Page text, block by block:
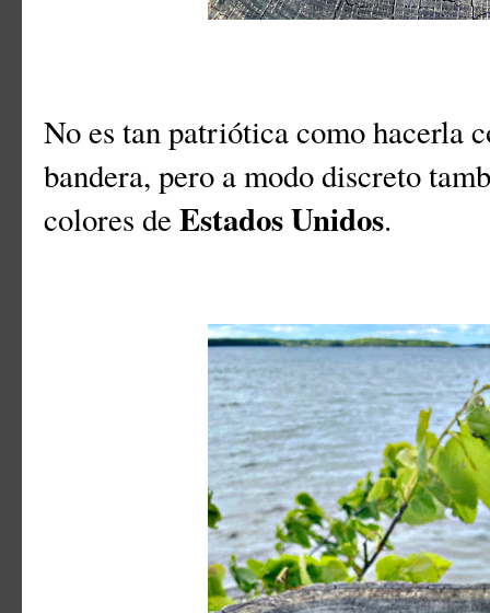
No es tan patriótica como hacerla
bandera, pero a modo discreto
colores de Estados Unidos.